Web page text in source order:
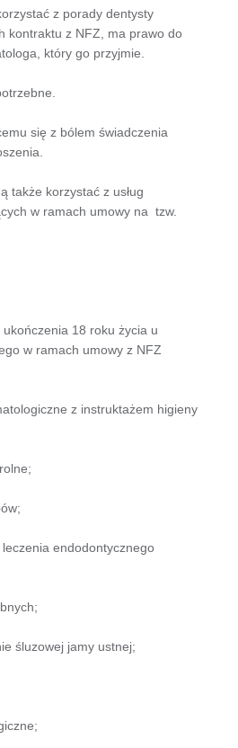
z porady dentysty
kontraktu z NFZ, ma prawo do
który go przyjmie.
się z bólem świadczenia
także korzystać z usług
w ramach umowy na tzw.
ukończenia 18 roku życia u
w ramach umowy z NFZ
z instruktażem higieny
endodontycznego
śluzowej jamy ustnej;